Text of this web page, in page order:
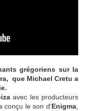
grégoriens sur la
que Michael Cretu a
avec les producteurs
a conçu le son d'Enigma